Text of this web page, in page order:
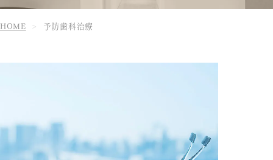
HOME 予防歯科治療